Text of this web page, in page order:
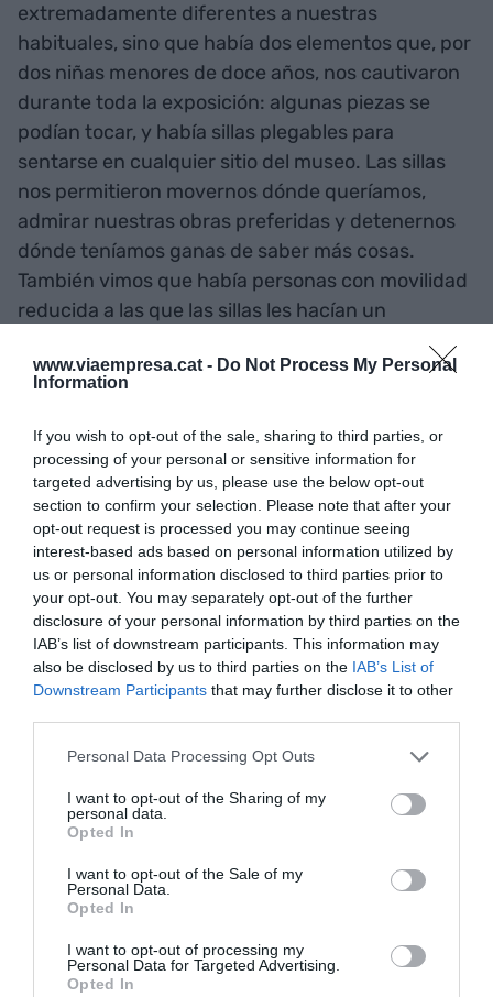
www.viaempresa.cat - Do Not Process My Personal
Information
If you wish to opt-out of the sale, sharing to third parties, or
processing of your personal or sensitive information for
targeted advertising by us, please use the below opt-out
section to confirm your selection. Please note that after your
opt-out request is processed you may continue seeing
interest-based ads based on personal information utilized by
us or personal information disclosed to third parties prior to
your opt-out. You may separately opt-out of the further
disclosure of your personal information by third parties on the
IAB’s list of downstream participants. This information may
also be disclosed by us to third parties on the IAB’s List of
Downstream Participants that may further disclose it to other
Personal Data Processing Opt Outs
I want to opt-out of the Sharing of my
personal data.
Opted In
I want to opt-out of the Sale of my
Personal Data.
Opted In
I want to opt-out of processing my
Personal Data for Targeted Advertising.
Opted In
extremadamente diferentes a nuestras
habituales, sino que había dos elementos que, por
dos niñas menores de doce años, nos cautivaron
durante toda la exposición: algunas piezas se
podían tocar, y había sillas plegables para
sentarse en cualquier sitio del museo. Las sillas
nos permitieron movernos dónde queríamos,
admirar nuestras obras preferidas y detenernos
dónde teníamos ganas de saber más cosas.
También vimos que había personas con movilidad
reducida a las que las sillas les hacían un
"El museo ha dejado de ser
visto sólo como un espacio
de culto y ha abierto
posibilidades a una
experiencia mucho más
particular"
Desde hace unos años, la mayoría de museos han
experiencia, más allá de la calidad y variedad de la
obra artística expuesta. En algunos encontramos
soporte sensorial, como música o reproducciones
de audio, y en otras representaciones teatrales o
como fuere, el museo ha dejado de ser visto sólo
como un espacio de culto, de arte sagrado y